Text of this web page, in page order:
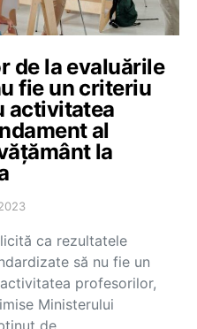
de la evaluările
fie un criteriu
activitatea
al
la
ca rezultatele
să nu fie un
profesorilor,
Ministerului
de…